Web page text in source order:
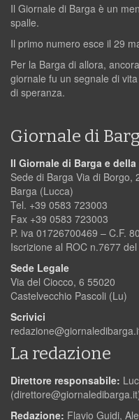
Il Giornale di Barga è un
spalle.
Il primo numero esce il 29
Per la Barga di allora,
giornale fu un segnale di
di speranza.
Giornale di
Il Giornale di Barga e
Sede di Barga Via di Borgo,
Barga (Lucca)
Tel. +39 0583 723003
Fax +39 0583 723003
P. iva 01726700469 – C.F.
Iscrizione al ROC n.7677
Sede Legale
Via del Ciocco, 6 55020
Castelvecchio Pascoli (Lu)
Scrivici
La redazione
Direttore responsabile:
(direttore@giornaledibarga.it
Redazione: Flavio Guidi,